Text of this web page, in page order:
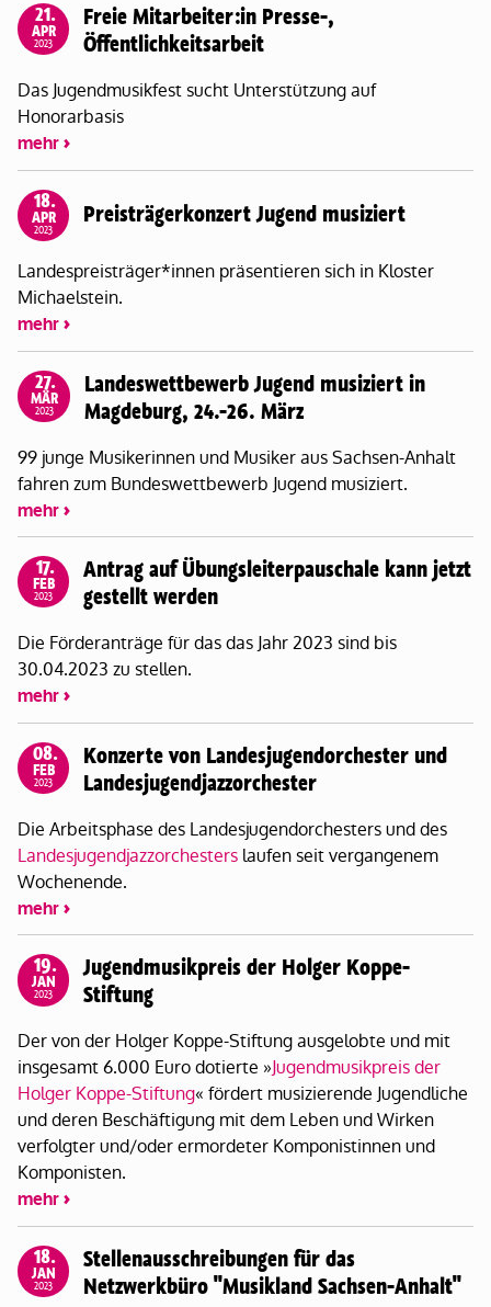
21.
APR
2023
Freie Mitarbeiter:in Presse-,
Öffentlichkeitsarbeit
Das Jugendmusikfest sucht Unterstützung auf
Honorarbasis
mehr
18.
APR
2023 Preisträgerkonzert Jugend musiziert
Landespreisträger*innen präsentieren sich in Kloster
Michaelstein.
mehr
27.
MÄR
2023
Landeswettbewerb Jugend musiziert in
Magdeburg, 24.-26. März
99 junge Musikerinnen und Musiker aus Sachsen-Anhalt
fahren zum Bundeswettbewerb Jugend musiziert.
mehr
17.
FEB
2023
Antrag auf Übungsleiterpauschale kann jetzt
gestellt werden
Die Förderanträge für das das Jahr 2023 sind bis
30.04.2023 zu stellen.
mehr
08.
FEB
2023
Konzerte von Landesjugendorchester und
Landesjugendjazzorchester
Die Arbeitsphase des Landesjugendorchesters und des
Landesjugendjazzorchesters laufen seit vergangenem
Wochenende.
mehr
19.
JAN
2023
Jugendmusikpreis der Holger Koppe-
Stiftung
Der von der Holger Koppe-Stiftung ausgelobte und mit
insgesamt 6.000 Euro dotierte »Jugendmusikpreis der
Holger Koppe-Stiftung« fördert musizierende Jugendliche
und deren Beschäftigung mit dem Leben und Wirken
verfolgter und/oder ermordeter Komponistinnen und
Komponisten.
mehr
18.
JAN
2023
Stellenausschreibungen für das
Netzwerkbüro "Musikland Sachsen-Anhalt"